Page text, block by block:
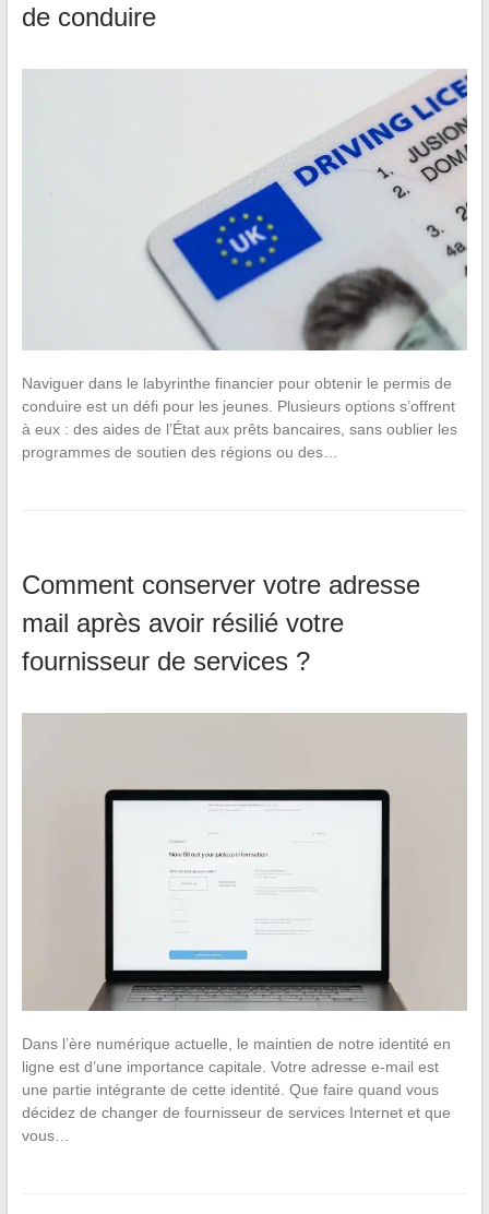
de conduire
Naviguer dans le labyrinthe financier pour obtenir le permis de
conduire est un défi pour les jeunes. Plusieurs options s’offrent
à eux : des aides de l’État aux prêts bancaires, sans oublier les
programmes de soutien des régions ou des…
Comment conserver votre adresse
mail après avoir résilié votre
fournisseur de services ?
Dans l’ère numérique actuelle, le maintien de notre identité en
ligne est d’une importance capitale. Votre adresse e-mail est
une partie intégrante de cette identité. Que faire quand vous
décidez de changer de fournisseur de services Internet et que
vous…